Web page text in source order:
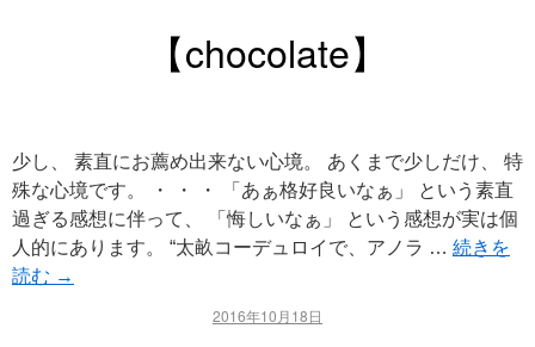
【chocolate】
少し、 素直にお薦め出来ない心境。 あくまで少しだけ、 特
殊な心境です。 ・ ・ ・ 「あぁ格好良いなぁ」 という素直
過ぎる感想に伴って、 「悔しいなぁ」 という感想が実は個
人的にあります。 “太畝コーデュロイで、アノラ … 続きを
読む →
2016年10月18日